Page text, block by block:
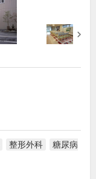
整形外科
糖尿病